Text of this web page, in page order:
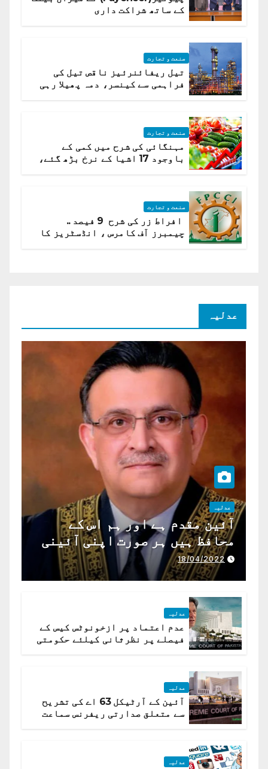
کے ساتھ شراکت داری
صنعت و تجارت
تیل ریفائنرئیز ناقص تیل کی
فراہمی سے کینسر، دمہ پھیلا رہی
صنعت و تجارت
مہنگائی کی شرح میں کمی کے
باوجود 17 اشیا کے نرخ بڑھ گئے،
صنعت و تجارت
افراط زر کی شرح 9 فیصد ..
چیمبرز آف کامرس ، انڈسٹریز کا
عدلیہ
عدلیہ
آئین مقدم ہے اور ہم اس کے
محافظ ہیں ہر صورت اپنی آئینی
ذمہ داری ادا کرینگے ، چیف
جسٹس پاکستان
18/04/2022
عدلیہ
عدم اعتماد پر ازخونوٹس کیس کے
فیصلے پر نظرثانی کیلئے حکومتی
عدلیہ
آئین کے آرٹیکل 63 اے کی تشریح
سے متعلق صدارتی ریفرنس سماعت
عدلیہ